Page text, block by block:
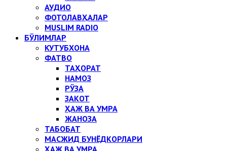
АУДИО
ФОТОЛАВҲАЛАР
MUSLIM RADIO
БЎЛИМЛАР
КУТУБХОНА
ФАТВО
ТАҲОРАТ
НАМОЗ
РЎЗА
ЗАКОТ
ҲАЖ ВА УМРА
ЖАНОЗА
ТАБОБАТ
МАСЖИД БУНЁДКОРЛАРИ
ҲАЖ ВА УМРА